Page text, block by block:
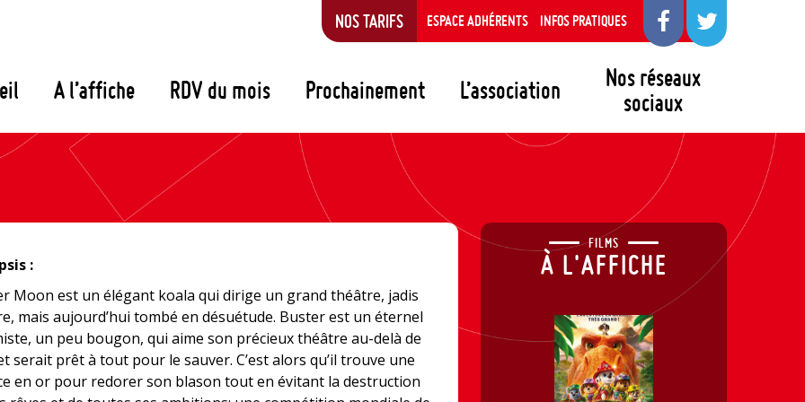
A l’affiche RDV du mois Prochainement L’association
Nos réseaux
sociaux
NOS TARIFS ESPACE ADHÉRENTS INFOS PRATIQUES
:
Moon est un élégant koala qui dirige un grand théâtre, jadis
mais aujourd’hui tombé en désuétude. Buster est un éternel
un peu bougon, qui aime son précieux théâtre au-delà de
serait prêt à tout pour le sauver. C’est alors qu’il trouve une
en or pour redorer son blason tout en évitant la destruction
FILMS
À L'AFFICHE